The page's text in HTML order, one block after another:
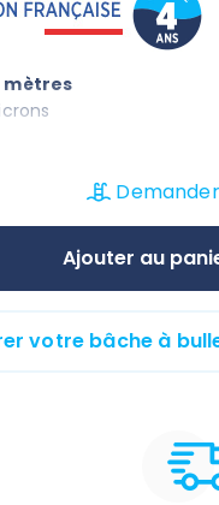
(37 avis)
mètres
accumulée de
produits de traitement
: + 8°C
Ajouter au
votre bâche à